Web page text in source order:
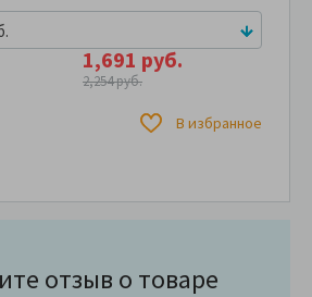
1,691 руб.
2,254 руб.
В избранное
отзыв о товаре